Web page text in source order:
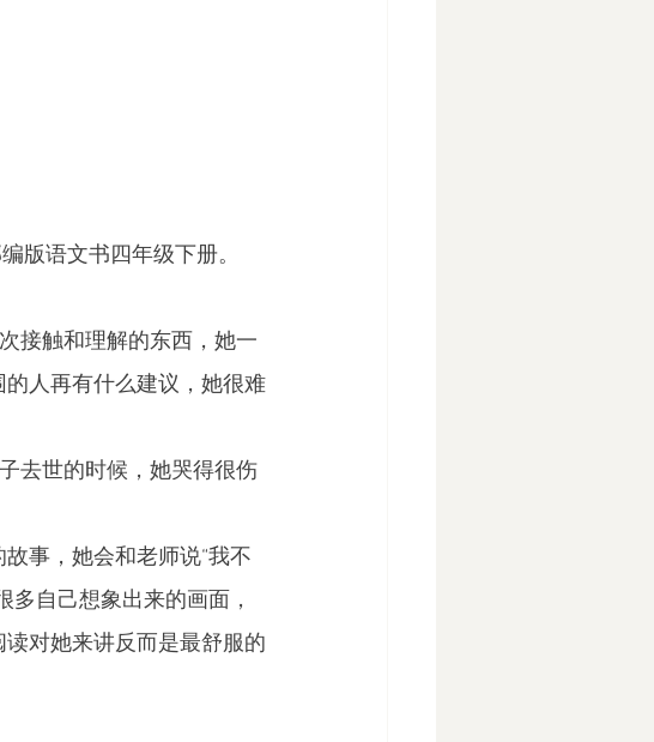
版语文书四年级下册。
接触和理解的东西，她一
人再有什么建议，她很难
去世的时候，她哭得很伤
事，她会和老师说“我不
自己想象出来的画面，
对她来讲反而是最舒服的